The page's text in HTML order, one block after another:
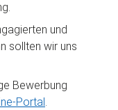
und
sollten wir uns
Bewerbung
Portal .